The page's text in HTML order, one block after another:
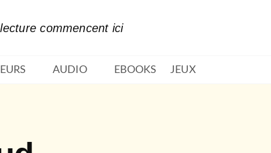
commencent ici
AUDIO EBOOKS JEUX